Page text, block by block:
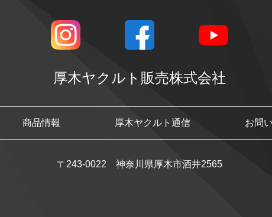
厚木ヤクルト販売株式会社
商品情報 厚木ヤクルト通信 お問
〒243-0022 神奈川県厚木市酒井2565